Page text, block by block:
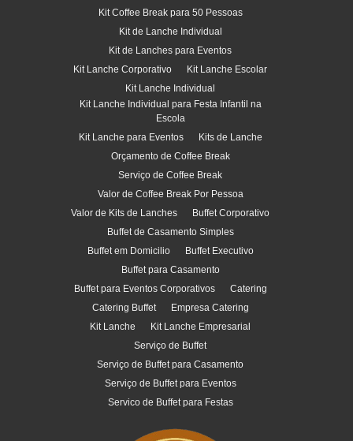
Kit Coffee Break para 50 Pessoas
Kit de Lanche Individual
Kit de Lanches para Eventos
Kit Lanche Corporativo
Kit Lanche Escolar
Kit Lanche Individual
Kit Lanche Individual para Festa Infantil na
Escola
Kit Lanche para Eventos
Kits de Lanche
Orçamento de Coffee Break
Serviço de Coffee Break
Valor de Coffee Break Por Pessoa
Valor de Kits de Lanches
Buffet Corporativo
Buffet de Casamento Simples
Buffet em Domicilio
Buffet Executivo
Buffet para Casamento
Buffet para Eventos Corporativos
Catering
Catering Buffet
Empresa Catering
Kit Lanche
Kit Lanche Empresarial
Serviço de Buffet
Serviço de Buffet para Casamento
Serviço de Buffet para Eventos
Servico de Buffet para Festas